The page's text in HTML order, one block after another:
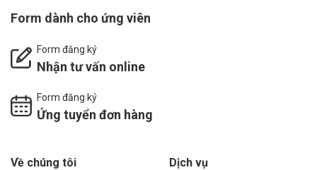
Form dành cho ứng viên
Form đăng ký
Nhận tư vấn online
Form đăng ký
Ứng tuyển đơn hàng
Về chúng tôi Dịch vụ